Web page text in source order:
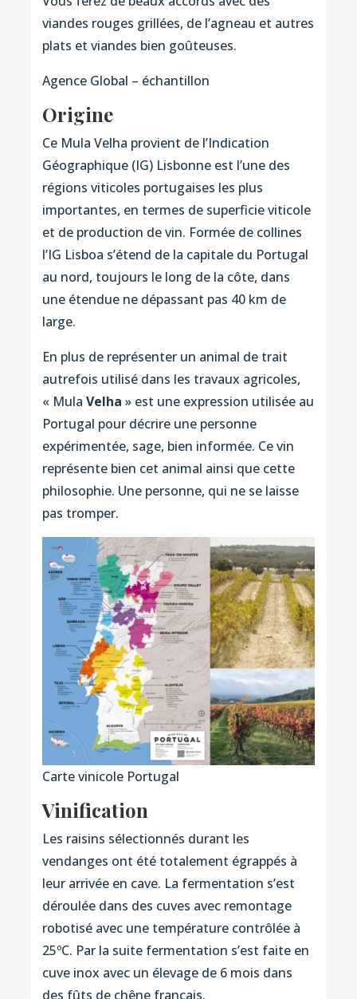
viandes rouges grillées, de l’agneau et autres
plats et viandes bien goûteuses.
Agence Global – échantillon
Origine
Ce Mula Velha provient de l’Indication
Géographique (IG) Lisbonne est l’une des
régions viticoles portugaises les plus
importantes, en termes de superficie viticole
et de production de vin. Formée de collines
l’IG Lisboa s’étend de la capitale du Portugal
au nord, toujours le long de la côte, dans
une étendue ne dépassant pas 40 km de
large.
En plus de représenter un animal de trait
autrefois utilisé dans les travaux agricoles,
« Mula Velha » est une expression utilisée au
Portugal pour décrire une personne
expérimentée, sage, bien informée. Ce vin
représente bien cet animal ainsi que cette
philosophie. Une personne, qui ne se laisse
pas tromper.
Carte vinicole Portugal
Vinification
Les raisins sélectionnés durant les
vendanges ont été totalement égrappés à
leur arrivée en cave. La fermentation s’est
déroulée dans des cuves avec remontage
robotisé avec une température contrôlée à
25ºC. Par la suite fermentation s’est faite en
cuve inox avec un élevage de 6 mois dans
des fûts de chêne français.